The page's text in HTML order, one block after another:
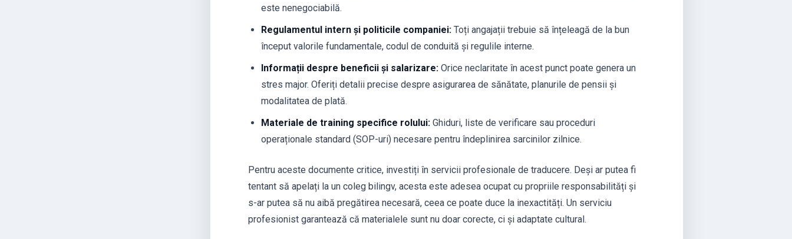
este nenegociabilă.
Regulamentul intern și politicile companiei: Toți angajații trebuie să înțeleagă de la bun
început valorile fundamentale, codul de conduită și regulile interne.
Informații despre beneficii și salarizare: Orice neclaritate în acest punct poate genera un
stres major. Oferiți detalii precise despre asigurarea de sănătate, planurile de pensii și
modalitatea de plată.
Materiale de training specifice rolului: Ghiduri, liste de verificare sau proceduri
operaționale standard (SOP-uri) necesare pentru îndeplinirea sarcinilor zilnice.
Pentru aceste documente critice, investiți în servicii profesionale de traducere. Deși ar putea fi
tentant să apelați la un coleg bilingv, acesta este adesea ocupat cu propriile responsabilități și
s-ar putea să nu aibă pregătirea necesară, ceea ce poate duce la inexactități. Un serviciu
profesionist garantează că materialele sunt nu doar corecte, ci și adaptate cultural.